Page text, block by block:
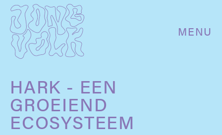
MENU
HARK - EEN
GROEIEND
ECOSYSTEEM